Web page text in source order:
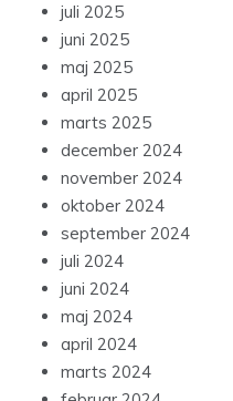
juli 2025
juni 2025
maj 2025
april 2025
marts 2025
december 2024
november 2024
oktober 2024
september 2024
juli 2024
juni 2024
maj 2024
april 2024
marts 2024